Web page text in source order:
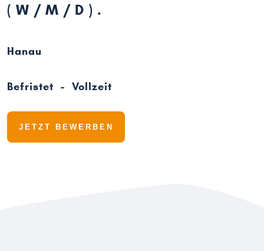
(W/M/D)
Hanau
Befristet - Vollzeit
JETZT BEWERBEN